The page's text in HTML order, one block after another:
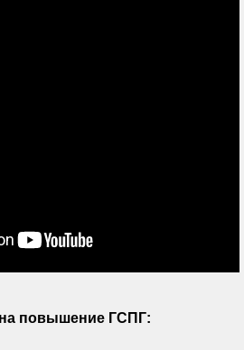
повышение ГСПГ: